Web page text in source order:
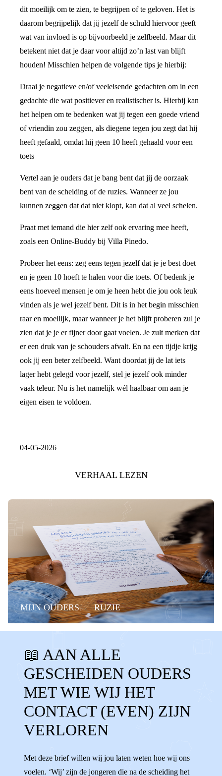
dit moeilijk om te zien, te begrijpen of te geloven. Het is
daarom begrijpelijk dat jij jezelf de schuld hiervoor geeft
wat van invloed is op bijvoorbeeld je zelfbeeld. Maar dit
betekent niet dat je daar voor altijd zo’n last van blijft
houden! Misschien helpen de volgende tips je hierbij:
Draai je negatieve en/of veeleisende gedachten om in een
gedachte die wat positiever en realistischer is. Hierbij kan
het helpen om te bedenken wat jij tegen een goede vriend
of vriendin zou zeggen, als diegene tegen jou zegt dat hij
heeft gefaald, omdat hij geen 10 heeft gehaald voor een
toets
Vertel aan je ouders dat je bang bent dat jij de oorzaak
bent van de scheiding of de ruzies. Wanneer ze jou
kunnen zeggen dat dat niet klopt, kan dat al veel schelen.
Praat met iemand die hier zelf ook ervaring mee heeft,
zoals een Online-Buddy bij Villa Pinedo.
Probeer het eens: zeg eens tegen jezelf dat je je best doet
en je geen 10 hoeft te halen voor die toets. Of bedenk je
eens hoeveel mensen je om je heen hebt die jou ook leuk
vinden als je wel jezelf bent. Dit is in het begin misschien
raar en moeilijk, maar wanneer je het blijft proberen zul je
zien dat je je er fijner door gaat voelen. Je zult merken dat
er een druk van je schouders afvalt. En na een tijdje krijg
ook jij een beter zelfbeeld. Want doordat jij de lat iets
lager hebt gelegd voor jezelf, stel je jezelf ook minder
vaak teleur. Nu is het namelijk wél haalbaar om aan je
eigen eisen te voldoen.
04-05-2026
VERHAAL LEZEN
MIJN OUDERS RUZIE
CONTACTVERLIES
CONTACT VERLOREN
GEEN CONTACT OUDERS NIET ZIEN
AANDACHT KWIJT
📖 AAN ALLE
GESCHEIDEN OUDERS
MET WIE WIJ HET
CONTACT (EVEN) ZIJN
VERLOREN
Met deze brief willen wij jou laten weten hoe wij ons
voelen. ‘Wij’ zijn de jongeren die na de scheiding het